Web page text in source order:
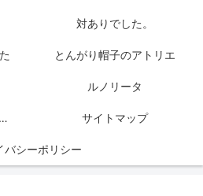
対ありでした。
とんがり帽子のアトリエ
ルノリータ
すると誓いますか？ サイトマップ
バシーポリシー